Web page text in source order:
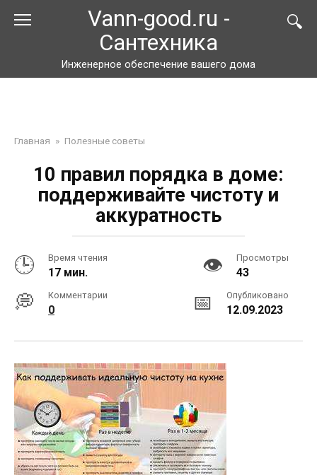
Vann-good.ru -
Сантехника
Инженерное обеспечение вашего дома
Главная » Полезные советы
10 правил порядка в доме:
поддерживайте чистоту и
аккуратность
Время чтения
17 мин.
Просмотры
43
Комментарии
0
Опубликовано
12.09.2023